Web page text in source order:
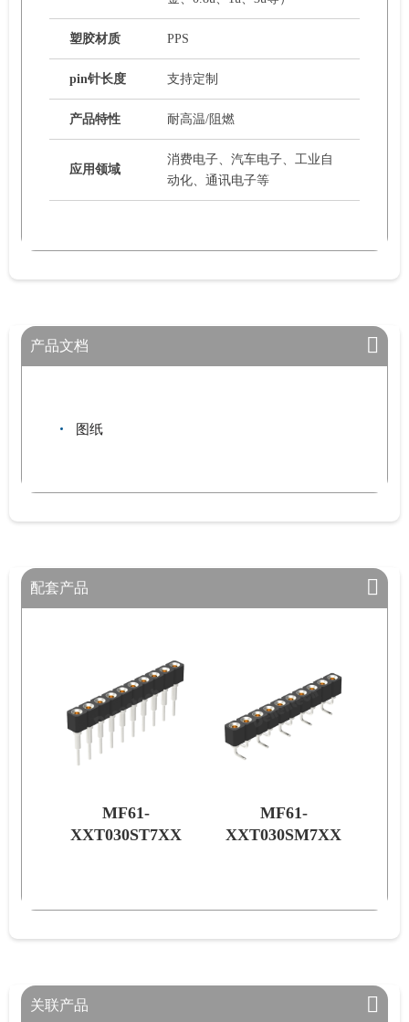
塑胶材质 PPS
pin针长度 支持定制
产品特性 耐高温/阻燃
应用领域
消费电子、汽车电子、工业自
动化、通讯电子等
产品文档
图纸
配套产品
MF61-
XXT030ST7XX
MF61-
XXT030SM7XX
关联产品